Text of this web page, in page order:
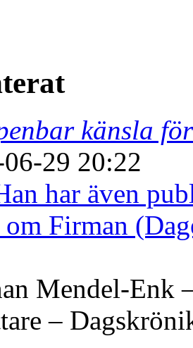
känsla
29 20:22
har även
om Firman
Mendel-Enk
–